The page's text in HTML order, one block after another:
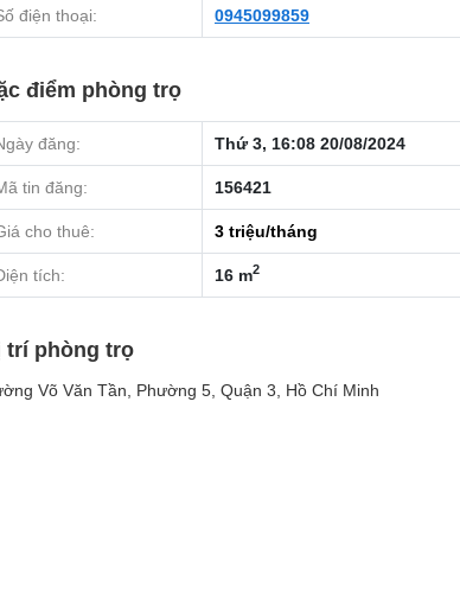
điện thoại: 0945099859
điểm phòng trọ
đăng: Thứ 3, 16:08 20/08/2024
tin đăng: 156421
cho thuê: 3 triệu/tháng
tích: 16 m2
trí phòng trọ
Võ Văn Tần, Phường 5, Quận 3, Hồ Chí Minh